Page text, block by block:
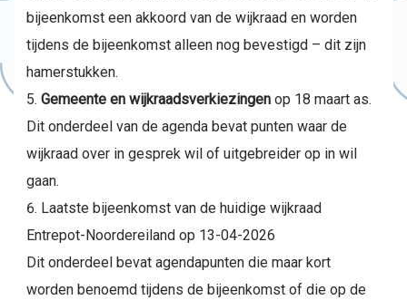
bijeenkomst een akkoord van de wijkraad en worden
tijdens de bijeenkomst alleen nog bevestigd – dit zijn
hamerstukken.
Gemeente en wijkraadsverkiezingen op 18 maart as.
Dit onderdeel van de agenda bevat punten waar de
wijkraad over in gesprek wil of uitgebreider op in wil
gaan.
Laatste bijeenkomst van de huidige wijkraad
Entrepot-Noordereiland op 13-04-2026
Dit onderdeel bevat agendapunten die maar kort
worden benoemd tijdens de bijeenkomst of die op de